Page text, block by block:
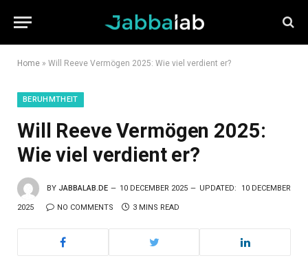
Home » Will Reeve Vermögen 2025: Wie viel verdient er?
BERUHMTHEIT
Will Reeve Vermögen 2025:
Wie viel verdient er?
BY JABBALAB.DE 10 DECEMBER 2025 UPDATED: 10 DECEMBER
2025 NO COMMENTS 3 MINS READ